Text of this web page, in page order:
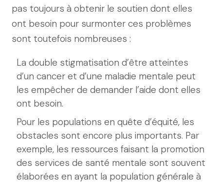
pas toujours à obtenir le soutien dont elles
ont besoin pour surmonter ces problèmes
sont toutefois nombreuses :
La double stigmatisation d’être atteintes
d’un cancer et d’une maladie mentale peut
les empêcher de demander l’aide dont elles
ont besoin.
Pour les populations en quête d’équité, les
obstacles sont encore plus importants. Par
exemple, les ressources faisant la promotion
des services de santé mentale sont souvent
élaborées en ayant la population générale à